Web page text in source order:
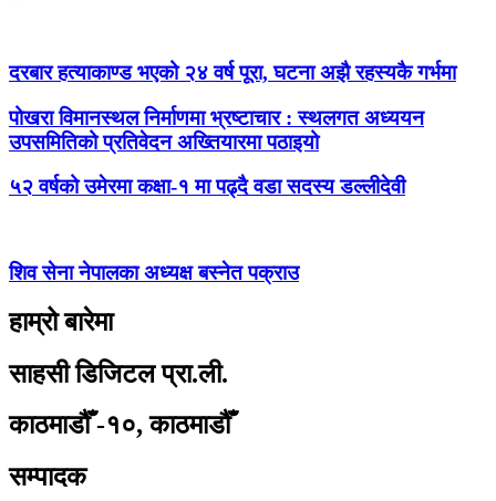
दरबार हत्याकाण्ड भएको २४ वर्ष पूरा, घटना अझै रहस्यकै गर्भमा
पोखरा विमानस्थल निर्माणमा भ्रष्टाचार : स्थलगत अध्ययन
उपसमितिको प्रतिवेदन अख्तियारमा पठाइयो
५२ वर्षको उमेरमा कक्षा-१ मा पढ्दै वडा सदस्य डल्लीदेवी
शिव सेना नेपालका अध्यक्ष बस्नेत पक्राउ
हाम्रो बारेमा
साहसी डिजिटल प्रा.ली.
काठमाडौँ -१०, काठमाडौँ
सम्पादक